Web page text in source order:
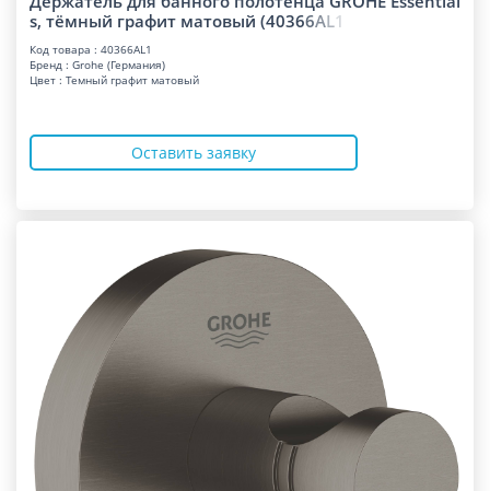
s, тёмный графит матовый (40366AL1
Код товара : 40366AL1
Бренд : Grohe (Германия)
Цвет : Темный графит матовый
Оставить заявку